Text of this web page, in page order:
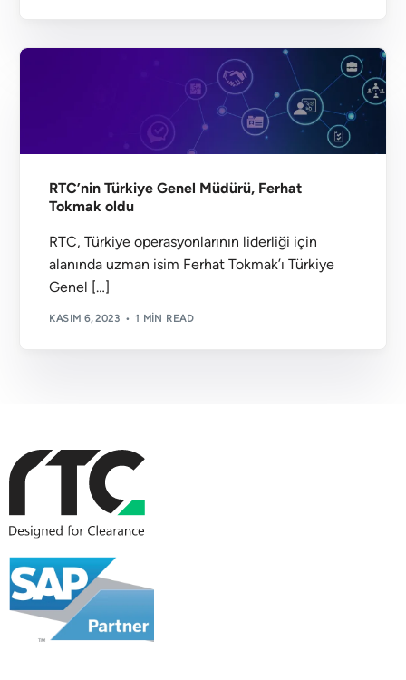
RTC’nin Türkiye Genel Müdürü, Ferhat
Tokmak oldu
RTC, Türkiye operasyonlarının liderliği için
alanında uzman isim Ferhat Tokmak’ı Türkiye
Genel […]
KASIM 6, 2023 1 MIN READ